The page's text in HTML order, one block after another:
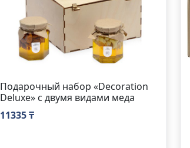
Подарочный набор «Decoration
Deluxe» с двумя видами меда
11335 ₸